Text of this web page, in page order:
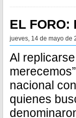
EL FORO:
jueves, 14 de mayo de
Al
nacional
quienes